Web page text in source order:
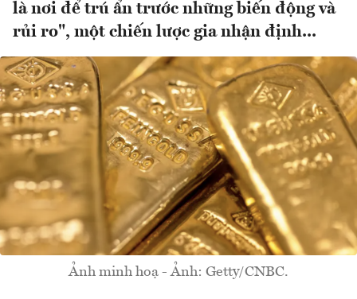
là nơi để trú ẩn trước những biến động và
rủi ro", một chiến lược gia nhận định...
Ảnh minh hoạ - Ảnh: Getty/CNBC.